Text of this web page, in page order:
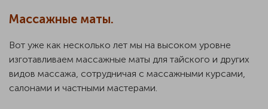
Массажные маты.
Вот уже как несколько лет мы на высоком уровне
изготавливаем массажные маты для тайского и других
видов массажа, сотрудничая с массажными курсами,
салонами и частными мастерами.